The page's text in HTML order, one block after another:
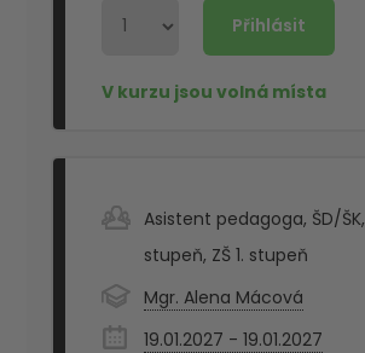
Asistent pedagoga, ŠD/ŠK,
stupeň, ZŠ 1. stupeň
Mgr. Alena Mácová
19.01.2027 - 19.01.2027